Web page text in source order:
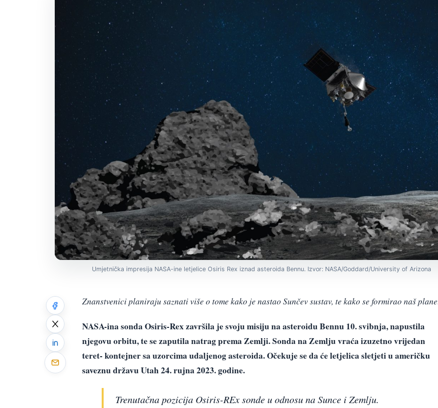
Umjetnička impresija NASA-ine letjelice Osiris Rex iznad asteroida Bennu. Izvor: NASA/Goddard/University of Arizona
Znanstvenici planiraju saznati više o tome kako je nastao Sunčev sustav, te kako se formirao naš
NASA-ina sonda Osiris-Rex završila je svoju misiju na asteroidu Bennu 10. svibnja, napustila
njegovu orbitu, te se zaputila natrag prema Zemlji. Sonda na Zemlju vraća izuzetno vrijedan
teret- kontejner sa uzorcima udaljenog asteroida. Očekuje se da će letjelica sletjeti u američku
saveznu državu Utah 24. rujna 2023. godine.
Trenutačna pozicija Osiris-REx sonde u odnosu na Sunce i Zemlju.